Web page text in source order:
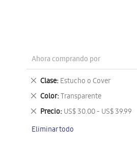
Ahora comprando por
Clase Estucho o Cover
Eliminar
este
artículo
Color Transparente
Eliminar
este
artículo
Precio US$ 30.00 - US$ 39.99
Eliminar
artículo
Eliminar todo